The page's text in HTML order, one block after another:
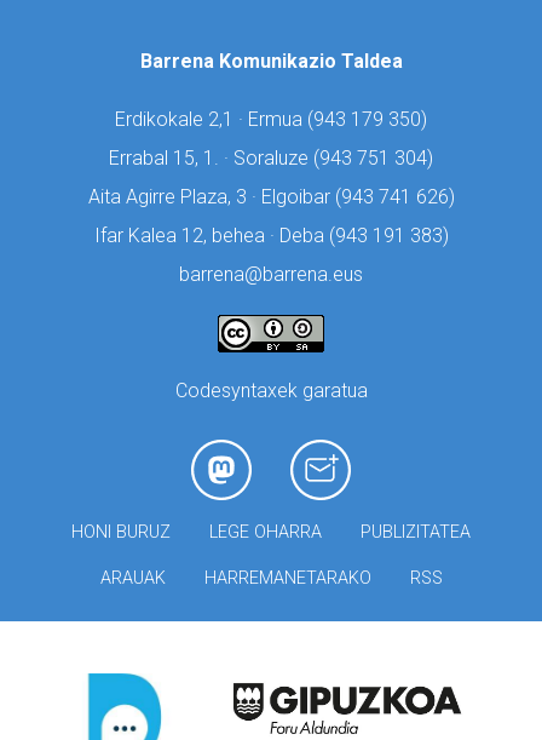
Barrena Komunikazio Taldea
Erdikokale 2,1 · Ermua (943 179 350)
Errabal 15, 1. · Soraluze (943 751 304)
Aita Agirre Plaza, 3 · Elgoibar (943 741 626)
Ifar Kalea 12, behea · Deba (943 191 383)
barrena@barrena.eus
Codesyntaxek garatua
HONI BURUZ LEGE OHARRA PUBLIZITATEA
ARAUAK HARREMANETARAKO RSS